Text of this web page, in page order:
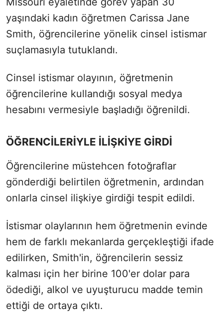
yaşındaki kadın öğretmen Carissa Jane
Smith, öğrencilerine yönelik cinsel istismar
suçlamasıyla tutuklandı.
Cinsel istismar olayının, öğretmenin
öğrencilerine kullandığı sosyal medya
hesabını vermesiyle başladığı öğrenildi.
ÖĞRENCİLERİYLE İLİŞKİYE GİRDİ
Öğrencilerine müstehcen fotoğraflar
gönderdiği belirtilen öğretmenin, ardından
onlarla cinsel ilişkiye girdiği tespit edildi.
İstismar olaylarının hem öğretmenin evinde
hem de farklı mekanlarda gerçekleştiği ifade
edilirken, Smith'in, öğrencilerin sessiz
kalması için her birine 100'er dolar para
ödediği, alkol ve uyuşturucu madde temin
ettiği de ortaya çıktı.